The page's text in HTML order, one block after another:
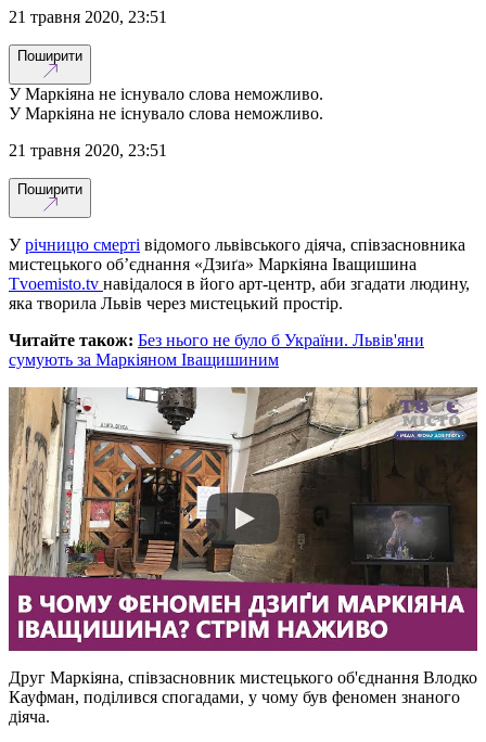
21 травня 2020, 23:51
Поширити
У Маркіяна не існувало слова неможливо.
У Маркіяна не існувало слова неможливо.
21 травня 2020, 23:51
Поширити
Урічницю смерті відомого львівського діяча, співзасновника
мистецького об’єднання «Дзиґа» Маркіяна Іващишина
Тvoemisto.tv навідалося в його арт-центр, аби згадати людину,
яка творила Львів через мистецький простір.
Читайте також: Без нього не було б України. Львів'яни
сумують за Маркіяном Іващишиним
Друг Маркіяна, співзасновник мистецького об'єднання Влодко
Кауфман, поділився спогадами, у чому був феномен знаного
діяча.